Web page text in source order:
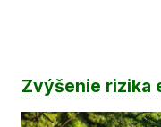
Zvýšenie rizika